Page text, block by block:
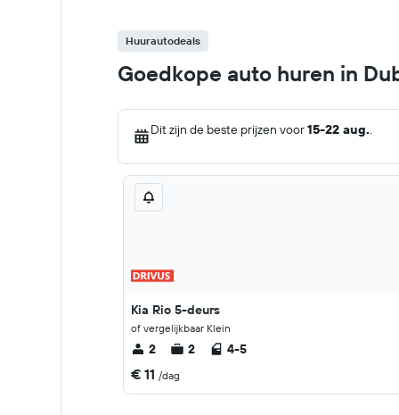
Huurautodeals
Goedkope auto huren in
Dit zijn de beste prijzen voor15-22 aug..
Kia Rio 5-deurs
of vergelijkbaar Klein
2 2 4-5
€ 11 /dag